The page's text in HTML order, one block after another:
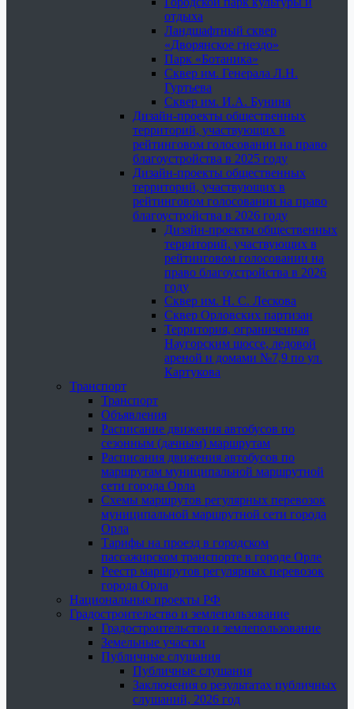
отдыха
Ландшафтный сквер
«Дворянское гнездо»
Парк «Ботаника»
Сквер им. Генерала Л.Н.
Гуртьева
Сквер им. И.А. Бунина
Дизайн-проекты общественных
территорий, участвующих в
рейтинговом голосовании на право
благоустройства в 2025 году
Дизайн-проекты общественных
территорий, участвующих в
рейтинговом голосовании на право
благоустройства в 2026 году
Дизайн-проекты общественных
территорий, участвующих в
рейтинговом голосовании на
право благоустройства в 2026
году
Сквер им. Н. С. Лескова
Сквер Орловских партизан
Территория, ограниченная
Наугорским шоссе, ледовой
ареной и домами №7,9 по ул.
Картукова
Транспорт
Транспорт
Объявления
Расписание движения автобусов по
сезонным (дачным) маршрутам
Расписания движения автобусов по
маршрутам муниципальной маршрутной
сети города Орла
Схемы маршрутов регулярных перевозок
муниципальной маршрутной сети города
Орла
Тарифы на проезд в городском
пассажирском транспорте в городе Орле
Реестр маршрутов регулярных перевозок
города Орла
Национальные проекты РФ
Градостроительство и землепользование
Градостроительство и землепользование
Земельные участки
Публичные слушания
Публичные слушания
Заключения о результатах публичных
слушаний, 2026 год